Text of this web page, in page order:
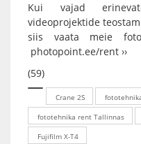
Kui vajad
videoprojektide
siis vaata meie
photopoint.ee/rent ››
(59)
Crane 2S
fototehnika rent Tallinnas
Fujifilm X-T4